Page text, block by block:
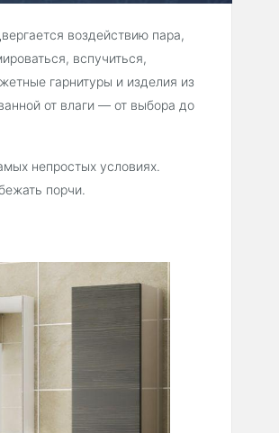
воздействию пара,
вспучиться,
гарнитуры и изделия из
от влаги — от выбора до
непростых условиях.
порчи.